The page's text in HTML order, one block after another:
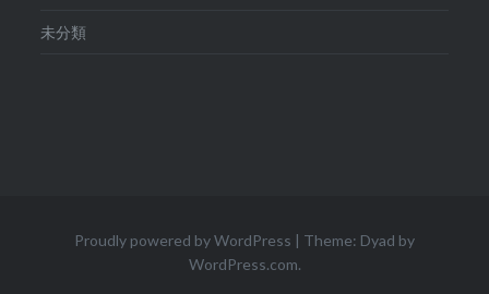
未分類
Proudly powered by WordPress | Theme: Dyad by
WordPress.com.